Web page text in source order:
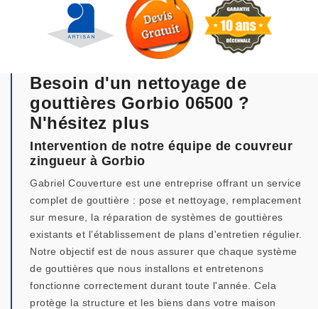
Besoin d'un nettoyage de
gouttières Gorbio 06500 ?
N'hésitez plus
Intervention de notre équipe de couvreur
zingueur à Gorbio
Gabriel Couverture est une entreprise offrant un service
complet de gouttière : pose et nettoyage, remplacement
sur mesure, la réparation de systèmes de gouttières
existants et l’établissement de plans d'entretien régulier.
Notre objectif est de nous assurer que chaque système
de gouttières que nous installons et entretenons
fonctionne correctement durant toute l'année. Cela
protège la structure et les biens dans votre maison